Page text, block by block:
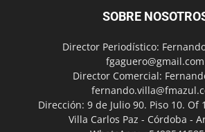
SOBRE
Director Periodístico:
fgaguero@gmail.com
Director Comercial:
Dirección: 9 de Julio 90. Piso 10. Of
Villa Carlos Paz - Córdoba -